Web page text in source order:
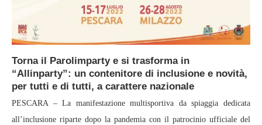
Torna il Parolimparty e si trasforma in
“Allinparty”: un contenitore di inclusione e novità,
per tutti e di tutti, a carattere nazionale
PESCARA – La manifestazione multisportiva da spiaggia dedicata
all’inclusione riparte dopo la pandemia con il patrocinio ufficiale del